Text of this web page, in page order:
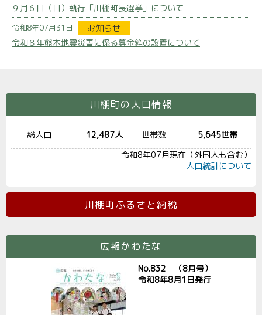
９月６日（日）執行「川棚町長選挙」について
令和8年07月31日
お知らせ
令和８年熊本地震災害に係る募金箱の設置について
川棚町の人口情報
総人口 12,487人 世帯数
5,645世帯
令和8年07月現在（外国人も含む）
人口統計について
川棚町ふるさと納税
広報かわたな
No.832 （8月号）
令和8年8月1日発行